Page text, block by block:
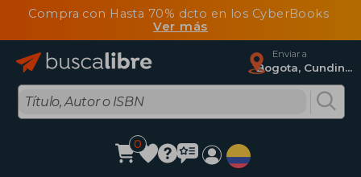
Compra con Hasta 70% dcto en los CyberBooks
Ver más
Enviar a
Bogota, Cundinamarca
0